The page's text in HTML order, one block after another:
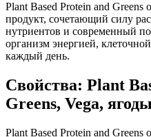
Plant Based Protein and
продукт, сочетающий силу
нутриентов и современный
организм энергией,
каждый день.
Свойства: Plant
Greens, Vega,
Plant Based Protein and